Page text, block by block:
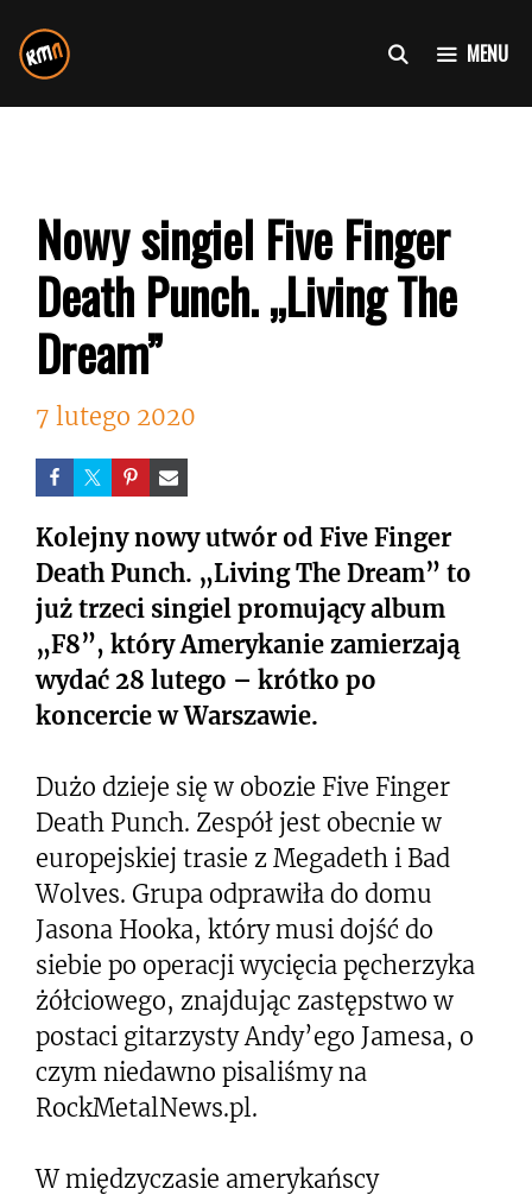
do
treści
MENU
Nowy singiel Five Finger
Death Punch. „Living The
Dream”
7 lutego 2020
Kolejny nowy utwór od Five Finger
Death Punch. „Living The Dream” to
już trzeci singiel promujący album
„F8”, który Amerykanie zamierzają
wydać 28 lutego – krótko po
koncercie w Warszawie.
Dużo dzieje się w obozie Five Finger
Death Punch. Zespół jest obecnie w
europejskiej trasie z Megadeth i Bad
Wolves. Grupa odprawiła do domu
Jasona Hooka, który musi dojść do
siebie po operacji wycięcia pęcherzyka
żółciowego, znajdując zastępstwo w
postaci gitarzysty Andy’ego Jamesa, o
czym niedawno pisaliśmy na
RockMetalNews.pl.
W międzyczasie amerykańscy